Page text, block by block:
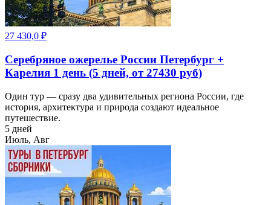
27 430,0 ₽
Серебряное ожерелье России Петербург +
Карелия 1 день (5 дней, от 27430 руб)
Один тур — сразу два удивительных региона России, где
история, архитектура и природа создают идеальное
путешествие.
5 дней
Июль, Авг